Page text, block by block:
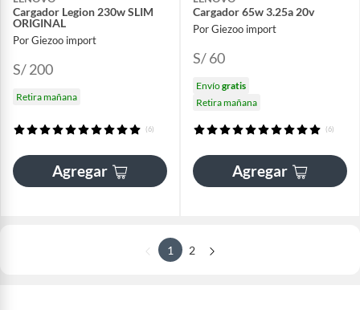
Cargador Legion 230w SLIM
ORIGINAL
Por Giezoo import
S/ 200
Retira mañana
(6)
Agregar
Cargador 65w 3.25a 20v
Por Giezoo import
S/ 60
Envíogratis
Retira mañana
(6)
Agregar
1 2